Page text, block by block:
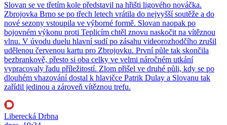
Slovan se ve třetím kole představil na hřišti ligového nováčka.
Zbrojovka Brno se po třech letech vrátila do nejvyšší soutěže a do
nové sezony vstoupila ve výborné formě. Slovan naopak po
bojovném výkonu proti Teplicím chtěl znovu naskočit na vítěznou
vlnu. V úvodu duelu hlavní sudí po zásahu videorozhodčího zrušil
udělenou červenou kartu pro Zbrojovku. První půle tak skončila
bezbrankově, přesto si oba celky ve velmi náročném utkání
vypracovaly řadu příležitostí. Zlom přišel ve druhé půli, kdy se po
dlouhém vhazování dostal k hlavičce Patrik Dulay a Slovanu tak
zařídil jedinou a zároveň vítěznou trefu.
Liberecká Drbna